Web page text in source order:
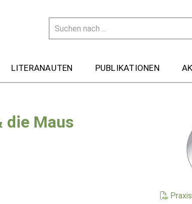
LITERANAUTEN PUBLIKATIONEN
die Maus